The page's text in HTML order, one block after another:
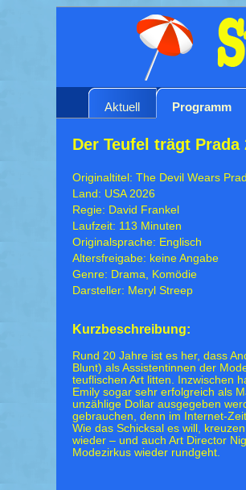
Aktuell Programm
Der Teufel trägt Prada
Originaltitel: The Devil Wears
Land: USA 2026
Regie: David Frankel
Laufzeit: 113 Minuten
Originalsprache: Englisch
Altersfreigabe: keine Angabe
Genre: Drama, Komödie
Darsteller: Meryl Streep
Kurzbeschreibung:
Rund 20 Jahre ist es her, dass
Blunt) als Assistentinnen der
teuflischen Art litten. Inzwischen
Emily sogar sehr erfolgreich als
unzählige Dollar ausgegeben
gebrauchen, denn im Internet-
Wie das Schicksal es will,
wieder – und auch Art Director
Modezirkus wieder rundgeht.